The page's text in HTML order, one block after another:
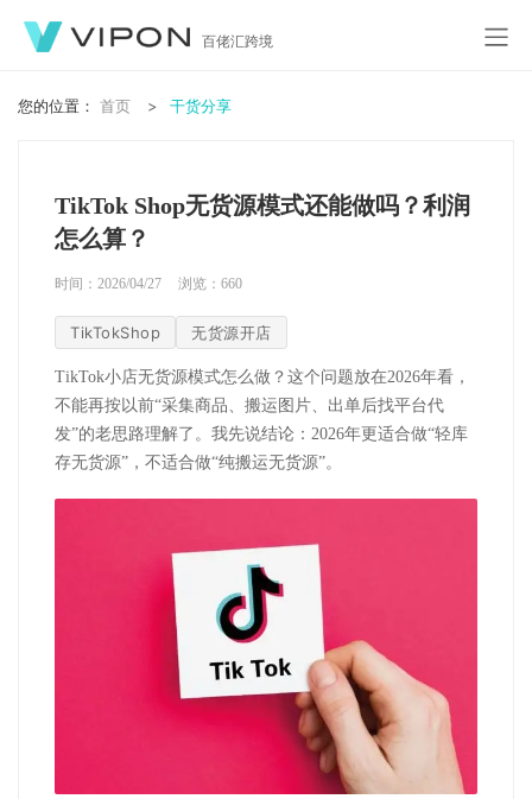
百佬汇跨境
您的位置： 首页 干货分享
TikTok Shop无货源模式还能做吗？利润
怎么算？
时间：2026/04/27 浏览： 660
TikTokShop 无货源开店
TikTok小店无货源模式怎么做？这个问题放在2026年看，
不能再按以前“采集商品、搬运图片、出单后找平台代
发”的老思路理解了。 我先说结论： 2026年更适合做“轻库
存无货源”，不适合做“纯搬运无货源”。